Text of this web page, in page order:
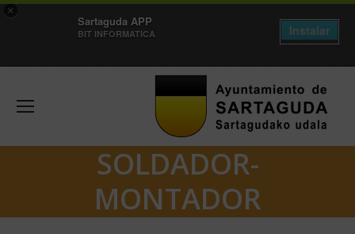
×
Sartaguda APP
BIT INFORMATICA Instalar
SOLDADOR-
MONTADOR